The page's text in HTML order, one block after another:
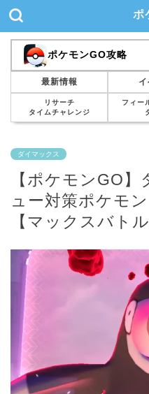
ポ
ポケモンGO攻略
最新情報
リサーチ
タイムチャレンジ
フィー
ダイマックス
【ポケモンGO
ュー対策ポケモ
【マックスバトル